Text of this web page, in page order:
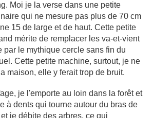
Moi je la verse dans une petite
qui ne mesure pas plus de 70 cm
15 de large et de haut. Cette petite
mérite de remplacer les va-et-vient
par le mythique cercle sans fin du
Cette petite machine, surtout, je ne
maison, elle y ferait trop de bruit.
je l'emporte au loin dans la forêt et
à dents qui tourne autour du bras de
je débite des arbres, ce qui